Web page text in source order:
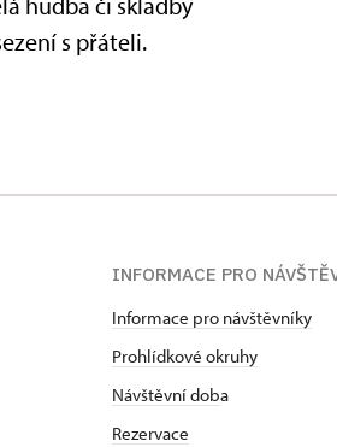
s přáteli.
INFORMACE PRO
Informace pro návštěvníky
Prohlídkové okruhy
Návštěvní doba
Rezervace